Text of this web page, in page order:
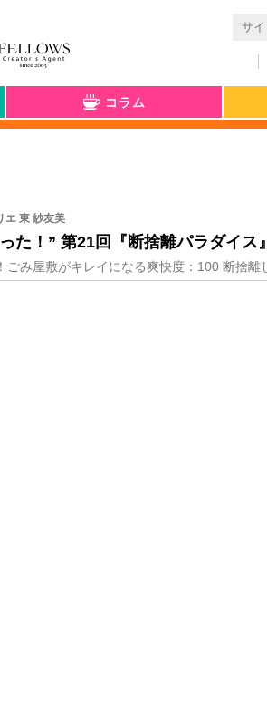
コラム
エ 東 紗友美
た！” 第21回『断捨離パラダイス』